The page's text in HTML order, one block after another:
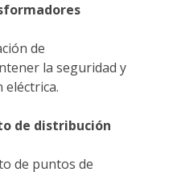
de
la seguridad y
eléctrica.
de distribución
de puntos de